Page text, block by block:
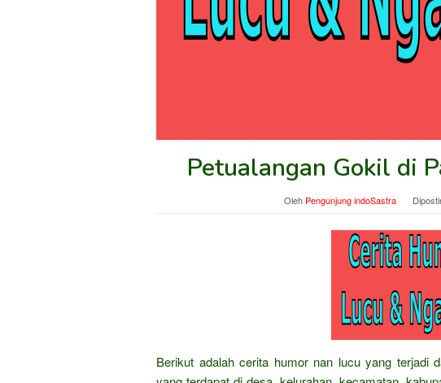
Petualangan Gokil di
Oleh Pengunjung indoSastra
Berikut adalah cerita humor nan lucu yang terjadi